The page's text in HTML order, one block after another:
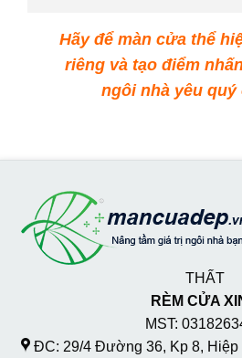
Hãy để màn cửa thể
riêng và tạo điểm
ngôi nhà yêu quý
THẤT
RÈM CỬA
MST:
ĐC: 29/4 Đường 36, Kp 8,